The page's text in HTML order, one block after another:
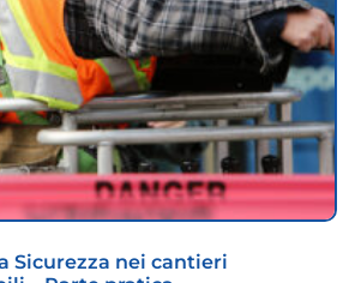
Sicurezza nei cantieri